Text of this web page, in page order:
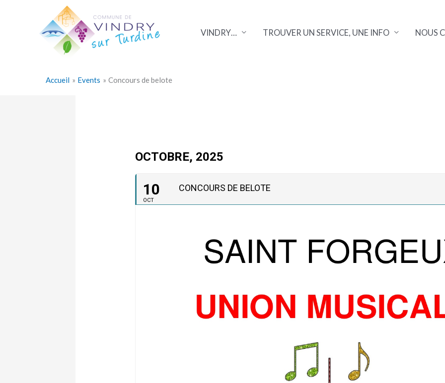
VINDRY… TROUVER UN SERVICE, UNE INFO NOUS
Accueil Events Concours de belote
OCTOBRE, 2025
10
OCT
CONCOURS DE BELOTE